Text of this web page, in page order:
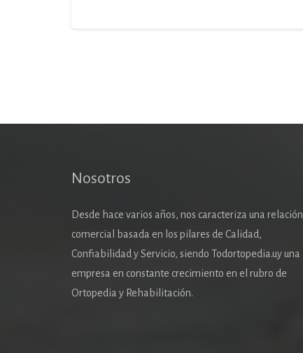
Nosotros
Desde hace varios años, nos caracteriza una relación
comercial basada en los pilares de Calidad,
Confiabilidad y Servicio, siendo Todortopedia.uy una
empresa en constante crecimiento en el rubro de
Ortopedia y Rehabilitación.